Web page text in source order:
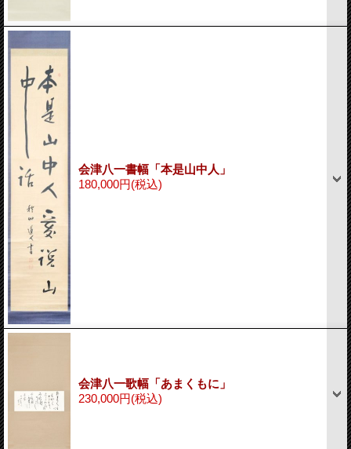
会津八一書幅「本是山中人」
180,000円(税込)
会津八一歌幅「あまくもに」
230,000円(税込)